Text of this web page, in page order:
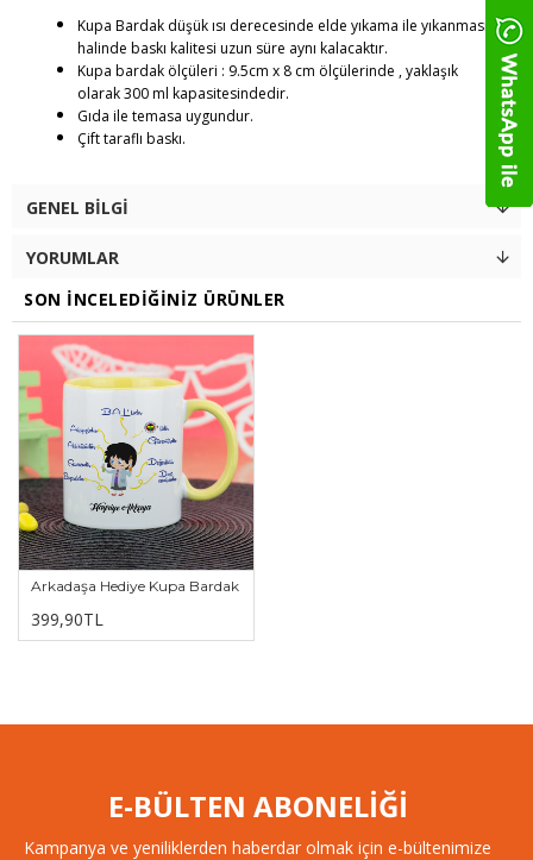
Kupa Bardak düşük ısı derecesinde elde yıkama ile yıkanması
halinde baskı kalitesi uzun süre aynı kalacaktır.
Kupa bardak ölçüleri : 9.5cm x 8 cm ölçülerinde , yaklaşık
olarak 300 ml kapasitesindedir.
Gıda ile temasa uygundur.
Çift taraflı baskı.
GENEL BILGI
YORUMLAR
SON İNCELEDIĞINIZ ÜRÜNLER
Arkadaşa Hediye Kupa Bardak
399,90TL
E-BÜLTEN ABONELİĞİ
Kampanya ve yeniliklerden haberdar olmak için e-bültenimize